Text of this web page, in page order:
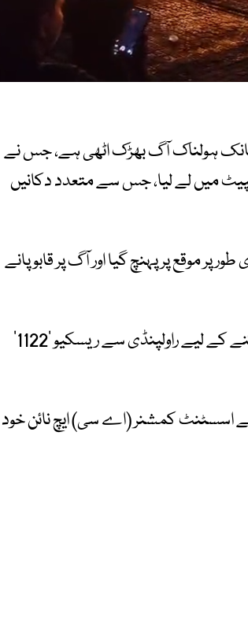
بازار میں اچانک ہولناک آگ بھڑک اٹھی ہے، جس نے
میں لے لیا، جس سے متعدد دکانیں
موقع پر پہنچ گیا اور آگ پر قابو پانے
آگ پر جلد از جلد قابو پانے اور اسے مزید پھیلنے سے روکنے کے لیے راولپنڈی سے ریسکیو ‘1122’
اسسٹنٹ کمشنر (اے سی) ایچ نائن خود